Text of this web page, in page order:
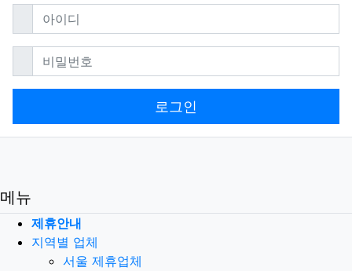
아이디필수
비밀번호필수
로그인
메뉴
제휴안내
지역별 업체
서울 제휴업체